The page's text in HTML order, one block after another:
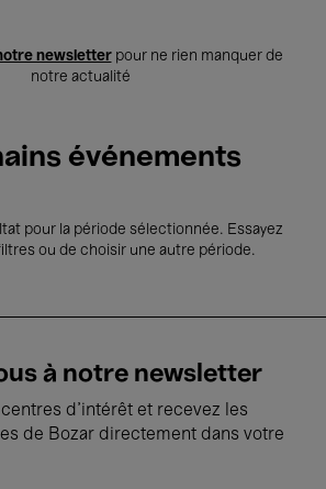
newsletterpour ne rien manquer de
notre actualité
événements
pour la période sélectionnée. Essayez
ou de choisir une autre période.
à notre newsletter
d'intérêt et recevez les
de Bozar directement dans votre